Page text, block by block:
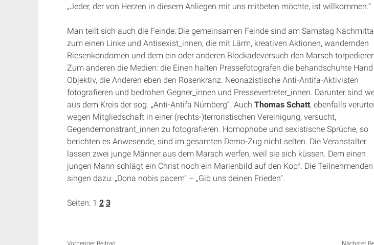
„Jeder, der von Herzen in diesem Anliegen mit uns mitbeten möchte, ist willkommen.”
Man teilt sich auch die Feinde: Die gemeinsamen Feinde sind am Samstag
zum einen Linke und Antisexist_innen, die mit Lärm, kreativen Aktionen, wandernden
Riesenkondomen und dem ein oder anderen Blockadeversuch den Marsch
Zum anderen die Medien: die Einen halten Pressefotografen die behandschuhte
Objektiv, die Anderen eben den Rosenkranz. Neonazistische Anti-Antifa-Aktivisten
fotografieren und bedrohen Gegner_innen und Pressevertreter_innen. Darunter sind
aus dem Kreis der sog. „Anti-Antifa Nürnberg“. Auch Thomas Schatt, ebenfalls
wegen Mitgliedschaft in einer (rechts-)terroristischen Vereinigung, versucht,
Gegendemonstrant_innen zu fotografieren. Homophobe und sexistische Sprüche, so
berichten es Anwesende, sind im gesamten Demo-Zug nicht selten. Die Veranstalter
lassen zwei junge Männer aus dem Marsch werfen, weil sie sich küssen. Dem einen
jungen Mann schlägt ein Christ noch ein Marienbild auf den Kopf. Die Teilnehmenden
singen dazu: „Dona nobis pacem“ – „Gib uns deinen Frieden“.
Seiten: 1 2 3